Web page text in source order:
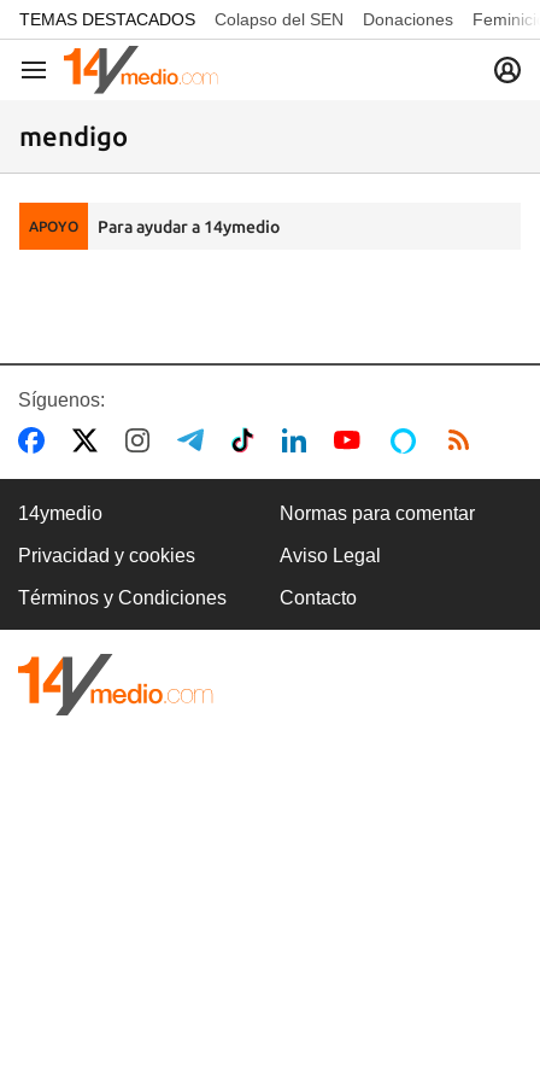
common.go-to-content
TEMAS DESTACADOS Colapso del SEN Donaciones
Navegación
mendigo
APOYO Para ayudar a 14ymedio
Síguenos:
14ymedio Normas para comentar
Privacidad y cookies Aviso Legal
Términos y Condiciones Contacto